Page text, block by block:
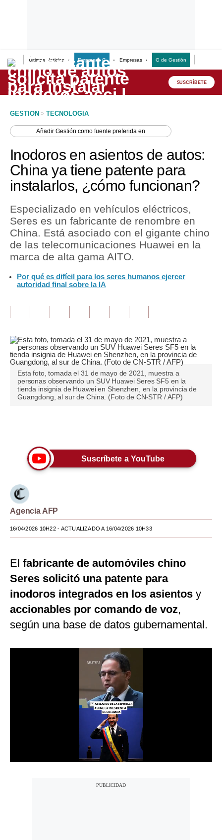
Últimas Noticias Empresas G Empresas G de Gestión
Lo último
Peru Quiosco
Economía
Mercados
Política
Tu Dinero
Finanzas Personales
Inmobiliarias
Opinión
Editorial
Pregunta de hoy
Blogs
Tendencias
Moda
Mundo
EEUU
México
España
Internacional
Tecnología
SUSCRÍBETE
GESTION > TECNOLOGIA
AñadirGestión como fuente preferida en
Inodoros en asientos de autos:
China ya tiene patente para
instalarlos, ¿cómo funcionan?
Especializado en vehículos eléctricos,
Seres es un fabricante de renombre en
China. Está asociado con el gigante chino
de las telecomunicaciones Huawei en la
marca de alta gama AITO.
Por qué es difícil para los seres humanos ejercer
autoridad final sobre la IA
Esta foto, tomada el 31 de mayo de 2021, muestra a
personas observando un SUV Huawei Seres SF5 en la
tienda insignia de Huawei en Shenzhen, en la provincia de
Guangdong, al sur de China. (Foto de CN-STR / AFP)
Suscríbete a YouTube
Agencia AFP
16/04/2026 10H22- ACTUALIZADO A 16/04/2026 10H33
El fabricante de automóviles chino
Seres solicitó una patente para
inodoros integrados en los asientos y
accionables por comando de voz,
según una base de datos gubernamental.